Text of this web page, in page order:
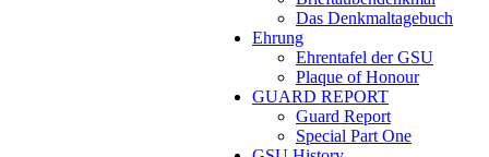
Das Denkmaltagebuch
Ehrung
Ehrentafel der GSU
Plaque of Honour
GUARD REPORT
Guard Report
Special Part One